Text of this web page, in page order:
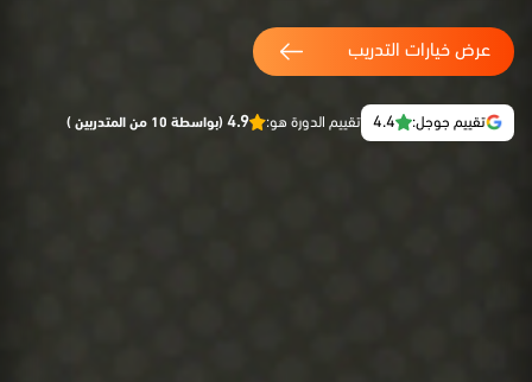
عرض خيارات التدريب
تقييم جوجل: 4.4 تقييم الدورة هو: 4.9 (بواسطة 10 من المتدربين )